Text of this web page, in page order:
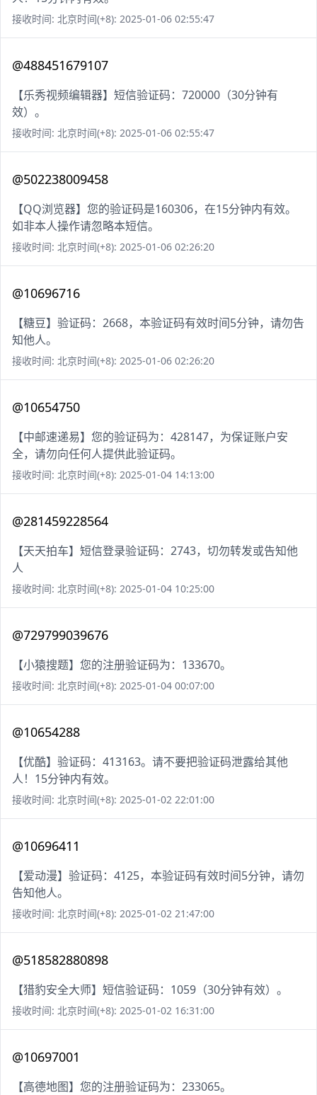
接收时间: 北京时间(+8): 2025-01-06 02:55:47
@488451679107
【乐秀视频编辑器】短信验证码：720000（30分钟有
效）。
接收时间: 北京时间(+8): 2025-01-06 02:55:47
@502238009458
【QQ浏览器】您的验证码是160306，在15分钟内有效。
如非本人操作请忽略本短信。
接收时间: 北京时间(+8): 2025-01-06 02:26:20
@10696716
【糖豆】验证码：2668，本验证码有效时间5分钟，请勿告
知他人。
接收时间: 北京时间(+8): 2025-01-06 02:26:20
@10654750
【中邮速递易】您的验证码为：428147，为保证账户安
全，请勿向任何人提供此验证码。
接收时间: 北京时间(+8): 2025-01-04 14:13:00
@281459228564
【天天拍车】短信登录验证码：2743，切勿转发或告知他
人
接收时间: 北京时间(+8): 2025-01-04 10:25:00
@729799039676
【小猿搜题】您的注册验证码为：133670。
接收时间: 北京时间(+8): 2025-01-04 00:07:00
@10654288
【优酷】验证码：413163。请不要把验证码泄露给其他
人！15分钟内有效。
接收时间: 北京时间(+8): 2025-01-02 22:01:00
@10696411
【爱动漫】验证码：4125，本验证码有效时间5分钟，请勿
告知他人。
接收时间: 北京时间(+8): 2025-01-02 21:47:00
@518582880898
【猎豹安全大师】短信验证码：1059（30分钟有效）。
接收时间: 北京时间(+8): 2025-01-02 16:31:00
@10697001
【高德地图】您的注册验证码为：233065。